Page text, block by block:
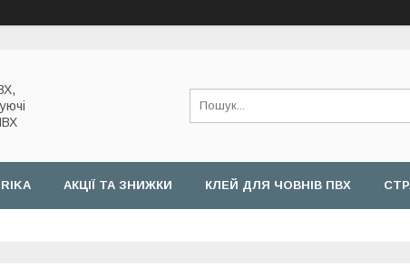
АКЦІЇ ТА ЗНИЖКИ КЛЕЙ ДЛЯ ЧОВНІВ ПВХ